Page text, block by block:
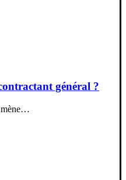
général ?
mène…